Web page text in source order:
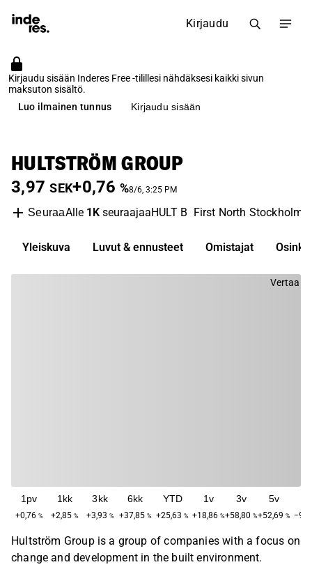
Kirjaudu
Kirjaudu sisään Inderes Free -tilillesi nähdäksesi kaikki sivun
maksuton sisältö.
Luo ilmainen tunnus
Kirjaudu sisään
HULTSTRÖM GROUP
3,97 SEK+0,76 %8/6, 3:25 PM
SeuraaAlle 1KseuraajaaHULT B First North Stockholm
Yleiskuva Luvut & ennusteet Omistajat Osinko
Vertaa
1pv
+0,76 %
1kk
+2,85 %
3kk
+3,93 %
6kk
+37,85 %
YTD
+25,63 %
1v
+18,86 %
3v
+58,80 %
5v
+52,69 %
Hultström Group is a group of companies with a focus on
change and development in the built environment.